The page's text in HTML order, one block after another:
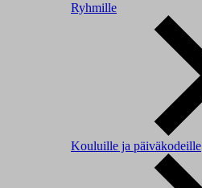
Ryhmille
Kouluille ja päiväkodeille